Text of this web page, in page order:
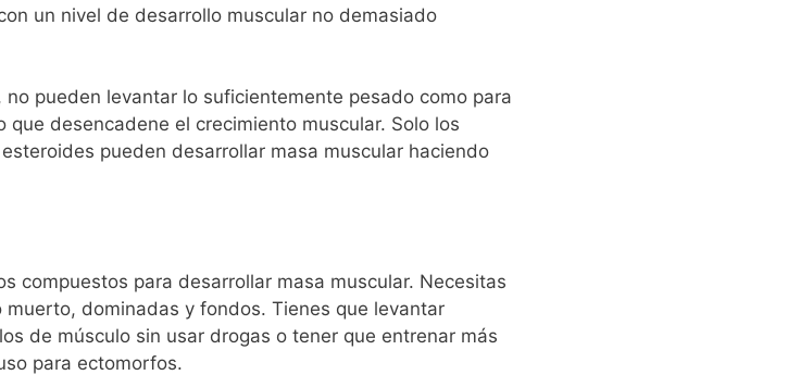
un nivel de desarrollo muscular no demasiado
pueden levantar lo suficientemente pesado como para
desencadene el crecimiento muscular. Solo los
pueden desarrollar masa muscular haciendo
compuestos para desarrollar masa muscular. Necesitas
dominadas y fondos. Tienes que levantar
de músculo sin usar drogas o tener que entrenar más
para ectomorfos.